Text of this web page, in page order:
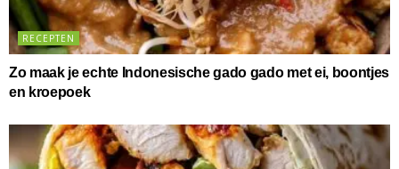
RECEPTEN
Zo maak je echte Indonesische gado gado met ei, boontjes
en kroepoek